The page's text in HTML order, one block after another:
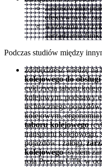
zastosowanie
efektywnych,
wyzwania i
zarządzania
Podczas studiów między
zdobędziesz wiedzę na
kolejowego do
cykl życia taboru
kolejowym, podstawy
technicznego
kolejowym,
taboru kolejowego
transportu kolejowego,
pojazdów i załóg),
kolejowego(system
rola Prezesa UTK w